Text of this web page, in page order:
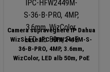
Camera supraveghere IP Dahua
WizSense IPC-HFW2449M-S-
36-B-PRO, 4MP, 3.6mm,
WizColor, LED alb 50m, PoE